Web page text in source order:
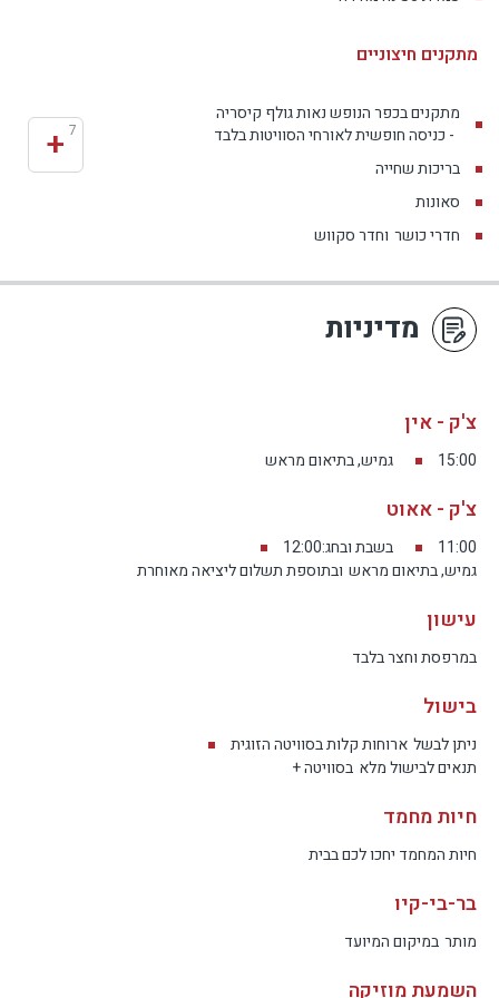
מתקנים חיצוניים
מתקנים בכפר הנופש נאות גולף קיסריה
- כניסה חופשית לאורחי הסוויטות בלבד
בריכות שחייה
סאונות
חדרי כושר וחדר סקווש
+ 7
מדיניות
צ'ק - אין
15:00 גמיש, בתיאום מראש
צ'ק - אאוט
11:00
בשבת ובחג:12:00
גמיש, בתיאום מראש ובתוספת תשלום ליציאה מאוחרת
עישון
במרפסת וחצר בלבד
בישול
ניתן לבשל ארוחות קלות בסוויטה הזוגית
תנאים לבישול מלא בסוויטה +
חיות מחמד
חיות המחמד יחכו לכם בבית
בר-בי-קיו
מותר במיקום המיועד
השמעת מוזיקה